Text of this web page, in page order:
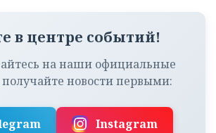
в центре событий!
на наши официальные
новости первыми:
Instagram